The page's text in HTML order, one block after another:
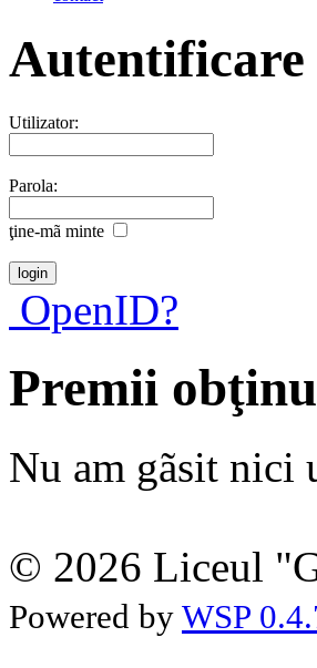
Autentificare
Utilizator:
Parola:
ţine-mã minte
OpenID?
Premii
Nu am gãsit nici
© 2026 Liceul
Powered by WSP